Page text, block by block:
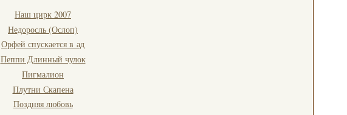
Наш цирк 2007
Недоросль (Ослоп)
Орфей спускается в ад
Пеппи Длинный чулок
Пигмалион
Плутни Скапена
Поздняя любовь